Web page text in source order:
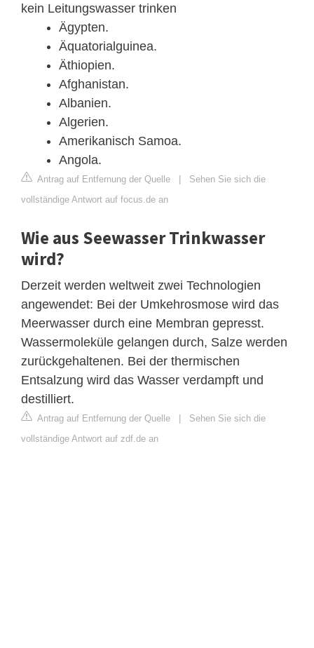
kein Leitungswasser trinken
Ägypten.
Äquatorialguinea.
Äthiopien.
Afghanistan.
Albanien.
Algerien.
Amerikanisch Samoa.
Angola.
Antrag auf Entfernung der Quelle | Sehen Sie sich die
vollständige Antwort auf focus.de an
Wie aus Seewasser Trinkwasser
wird?
Derzeit werden weltweit zwei Technologien
angewendet: Bei der Umkehrosmose wird das
Meerwasser durch eine Membran gepresst.
Wassermoleküle gelangen durch, Salze werden
zurückgehaltenen. Bei der thermischen
Entsalzung wird das Wasser verdampft und
destilliert.
Antrag auf Entfernung der Quelle | Sehen Sie sich die
vollständige Antwort auf zdf.de an